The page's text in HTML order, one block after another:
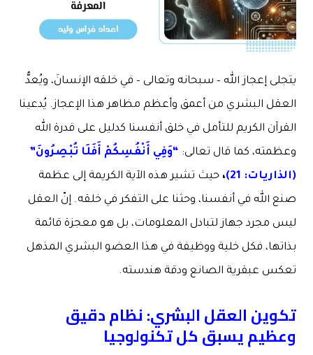
يتجلى إعجاز الله – سبحانه وتعالى – في خلقه الإنسانَ، ويُعدُّ
العقل البشري من أعمق وأعظم مظاهر هذا الإعجاز. يُدعينا
القرآن الكريم للتأمل في خلق أنفسنا كدليل على قدرة الله
وعظمته، كما قال تعالى: “وَفِي أَنْفُسِكُمْ أَفَلَا تُبْصِرُونَ”
(الذاريات: 21)
، حيث تشير هذه الآية الكريمة إلى عظمة
صنع الله في أنفسنا، وحثنا على التفكر في خلقه. إنّ العقل
ليس مجرد جهاز لتبادل المعلومات، بل هو معجزة قائمة
بذاتها، فكل خلية ووظيفة في هذا العضو البشري المذهل
تعكس عبقرية الصانع ودقة هندسته.
تكوين العقل البشري: نظام دقيق
وعظيم يسبق كل تكنولوجيا